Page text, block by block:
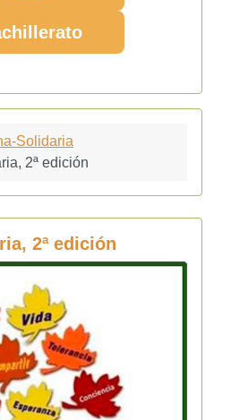
Solidaria
2ª edición
2ª edición